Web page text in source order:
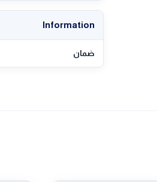
Information
ضمان